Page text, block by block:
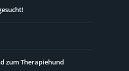
zum Therapiehund